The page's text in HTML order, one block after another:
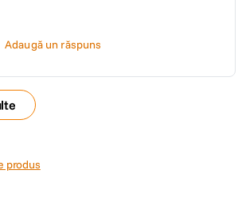
Adaugă un răspuns
produs